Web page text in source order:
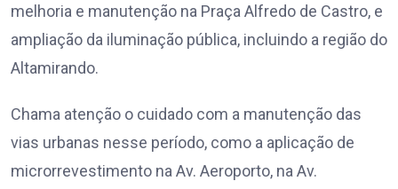
melhoria e manutenção na Praça Alfredo de Castro, e
ampliação da iluminação pública, incluindo a região do
Altamirando.
Chama atenção o cuidado com a manutenção das
vias urbanas nesse período, como a aplicação de
microrrevestimento na Av. Aeroporto, na Av.